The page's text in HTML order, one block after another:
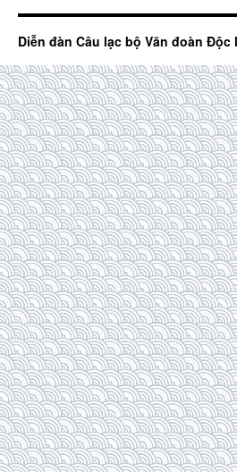
Diễn đàn Câu lạc bộ Văn đoàn Độc